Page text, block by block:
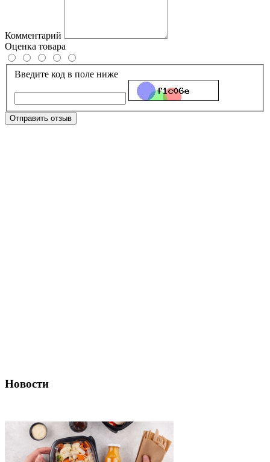
Комментарий
Оценка товара
Введите код в поле ниже
Отправить отзыв
Новости